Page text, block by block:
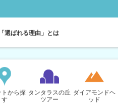
選ばれる理由」とは
トから探
す
タンタラスの丘
ツアー
ダイアモンドヘ
ッド